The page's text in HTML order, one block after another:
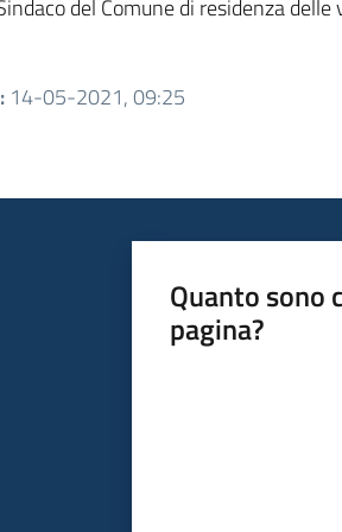
del Comune di residenza
: 14-05-2021, 09:25
Quanto sono
pagina?